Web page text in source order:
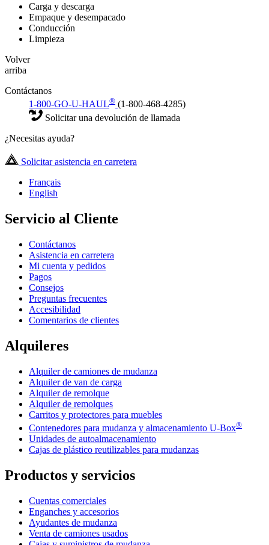
Carga y descarga
Empaque y desempacado
Conducción
Limpieza
Volver
arriba
Contáctanos
1-800-GO-U-HAUL® (1-800-468-4285)
Solicitar una devolución de llamada
¿Necesitas ayuda?
Solicitar asistencia en carretera
Français
English
Servicio al Cliente
Contáctanos
Asistencia en carretera
Mi cuenta y pedidos
Pagos
Consejos
Preguntas frecuentes
Accesibilidad
Comentarios de clientes
Alquileres
Alquiler de camiones de mudanza
Alquiler de van de carga
Alquiler de remolque
Alquiler de remolques
Carritos y protectores para muebles
Contenedores para mudanza y almacenamiento U-Box®
Unidades de autoalmacenamiento
Cajas de plástico reutilizables para mudanzas
Productos y servicios
Cuentas comerciales
Enganches y accesorios
Ayudantes de mudanza
Venta de camiones usados